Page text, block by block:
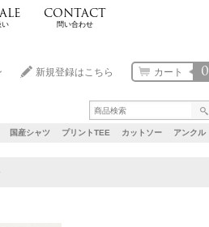
い
CONTACT
問い合わせ
国産シャツ プリントTEE カットソー アンクル
0
カート
新規登録はこちら